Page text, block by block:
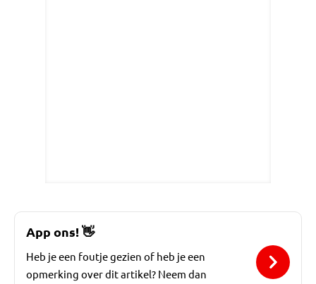
App ons!👋
Heb je een foutje gezien of heb je een
opmerking over dit artikel? Neem dan